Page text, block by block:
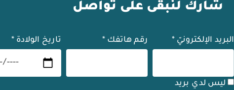
شارك لنبقى على تواصل
البريد الإلكترونيّ *
ليس لدي بريد
رقم هاتفك * تاريخ الولادة *